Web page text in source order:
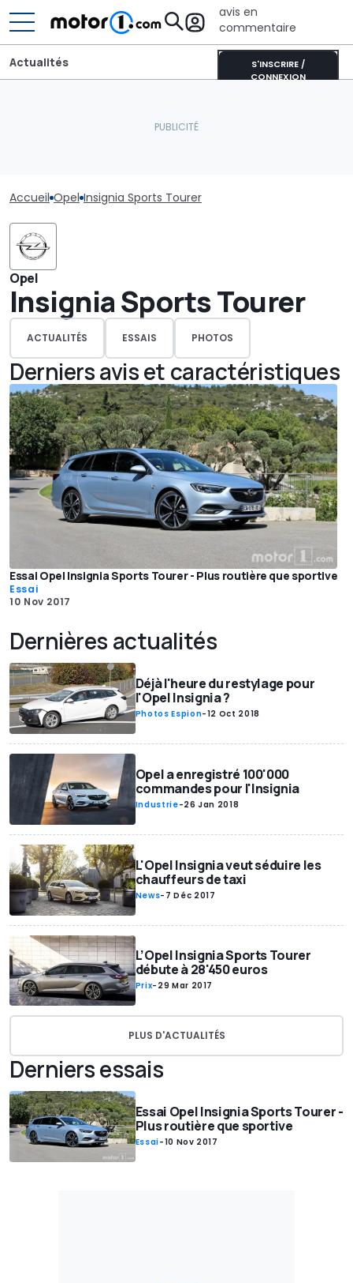
avis en
commentaire
S'INSCRIRE /
CONNEXION
Actualités
Accueil Opel Insignia Sports Tourer
Opel
Insignia Sports Tourer
ACTUALITÉS ESSAIS PHOTOS
Derniers avis et caractéristiques
Essai Opel Insignia Sports Tourer - Plus routière que sportive
Essai
10 Nov 2017
Dernières actualités
Déjà l'heure du restylage pour
l'Opel Insignia ?
Photos Espion-12 Oct 2018
Opel a enregistré 100'000
commandes pour l'Insignia
Industrie-26 Jan 2018
L'Opel Insignia veut séduire les
chauffeurs de taxi
News- 7 Déc 2017
L’Opel Insignia Sports Tourer
débute à 28'450 euros
Prix- 29 Mar 2017
PLUS D'ACTUALITÉS
Derniers essais
Essai Opel Insignia Sports Tourer -
Plus routière que sportive
Essai-10 Nov 2017